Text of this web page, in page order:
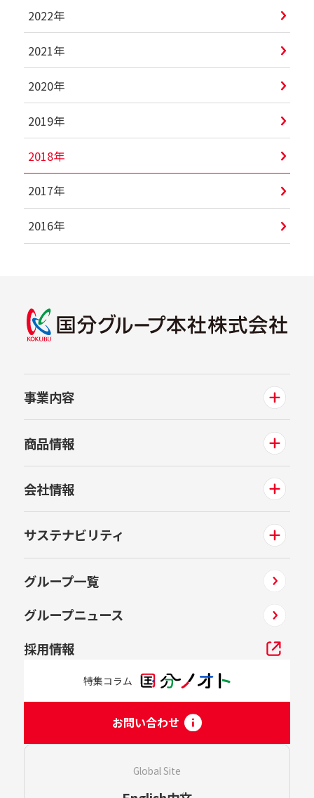
2022年
2021年
2020年
2019年
2018年
2017年
2016年
事業内容
商品情報
会社情報
サステナビリティ
グループ一覧
グループニュース
採用情報
特集コラム
お問い合わせ
Global Site